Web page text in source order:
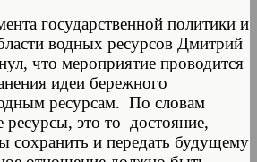
государственной политики и
водных ресурсов Дмитрий
что мероприятие проводится
идеи бережного
ресурсам. По словам
это то достояние,
сохранить и передать будущему